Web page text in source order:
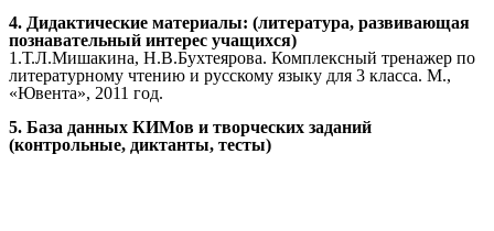
4. Дидактические материалы: (литература, развивающая
познавательный интерес учащихся)
1.Т.Л.Мишакина, Н.В.Бухтеярова. Комплексный тренажер по
литературному чтению и русскому языку для 3 класса. М.,
«Ювента», 2011 год.
5. База данных КИМов и творческих заданий
(контрольные, диктанты, тесты)